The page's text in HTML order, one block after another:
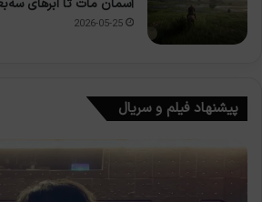
آسمان مات تا ابرهای
2026-05-25
پیشنهاد فیلم و سریال